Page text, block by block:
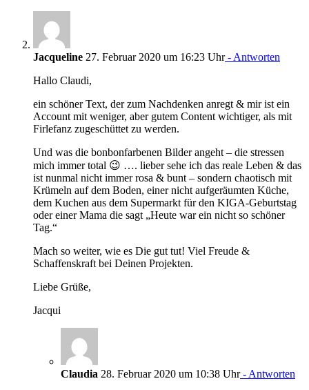
Jacqueline 27. Februar 2020 um 16:23 Uhr- Antworten
Hallo Claudi,
ein schöner Text, der zum Nachdenken anregt & mir ist ein
Account mit weniger, aber gutem Content wichtiger, als mit
Firlefanz zugeschüttet zu werden.
Und was die bonbonfarbenen Bilder angeht – die stressen
mich immer total 😉 …. lieber sehe ich das reale Leben & das
ist nunmal nicht immer rosa & bunt – sondern chaotisch mit
Krümeln auf dem Boden, einer nicht aufgeräumten Küche,
dem Kuchen aus dem Supermarkt für den KIGA-Geburtstag
oder einer Mama die sagt „Heute war ein nicht so schöner
Tag.“
Mach so weiter, wie es Die gut tut! Viel Freude &
Schaffenskraft bei Deinen Projekten.
Liebe Grüße,
Jacqui
Claudia 28. Februar 2020 um 10:38 Uhr- Antworten